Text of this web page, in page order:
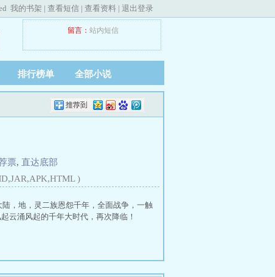
我的书架 | 查看短信 | 查看资料 | 退出登录
留言： 站内短信
排行榜单 全部小说
票, 直达底部
)
，地，灵二族恩怨千年，全面战争，一触
涌风起的千年大时代，再次降临！